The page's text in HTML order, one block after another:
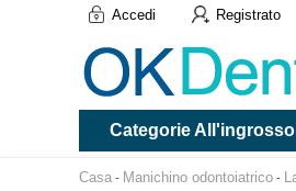
Accedi Registrato
Categorie All'ingrosso
Casa - Manichino odontoiatrico -